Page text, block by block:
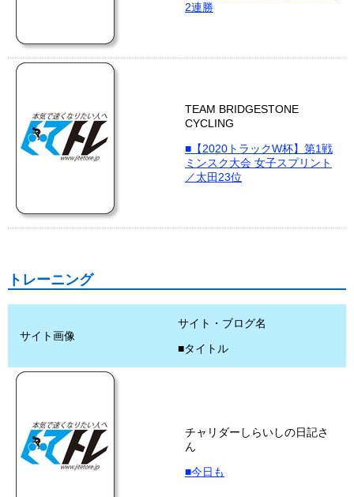
2連勝
TEAM BRIDGESTONE
CYCLING
■【2020トラックW杯】第1戦
ミンスク大会 女子スプリント
／太田23位
トレーニング
サイト画像
サイト・ブログ名
■タイトル
チャリダーしらいしの日記さ
ん
■今日も